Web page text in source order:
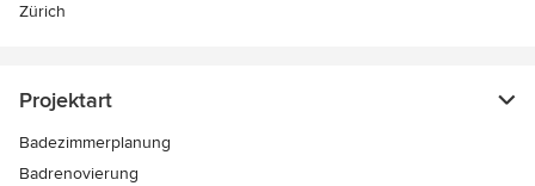
Zürich
Projektart
Badezimmerplanung
Badrenovierung